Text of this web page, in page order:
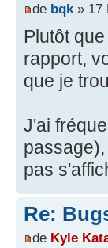
de bqk» 17
Plutôt
rapport,
que je
J'ai
pas
Re:
de Kyle